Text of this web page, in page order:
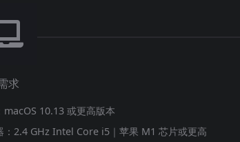
是 2D 画面，但其精美的像素风格和可爱的泰迪
精心设计，为玩家带来了沉浸式的游戏体验。
求
macOS 10.13 或更高版本
：2.4 GHz Intel Core i5｜苹果 M1 芯片或更高